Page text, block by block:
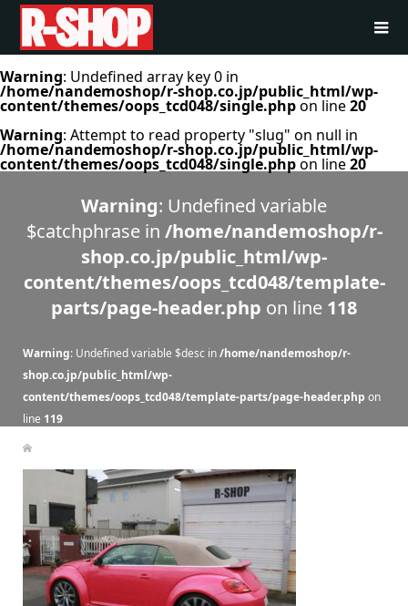
Warning: Undefined array key 0 in
/home/nandemoshop/r-shop.co.jp/public_html/wp-
content/themes/oops_tcd048/single.phpon line20
Warning: Attempt to read property "slug" on null in
/home/nandemoshop/r-shop.co.jp/public_html/wp-
content/themes/oops_tcd048/single.phpon line20
Warning: Undefined variable
$catchphrase in /home/nandemoshop/r-
shop.co.jp/public_html/wp-
content/themes/oops_tcd048/template-
parts/page-header.php on line 118
Warning: Undefined variable $desc in/home/nandemoshop/r-
shop.co.jp/public_html/wp-
content/themes/oops_tcd048/template-parts/page-header.php on
line 119